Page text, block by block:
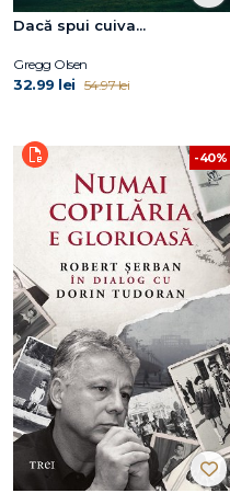
Dacă spui cuiva...
Gregg Olsen
32.99 lei 54.97 lei
-40%